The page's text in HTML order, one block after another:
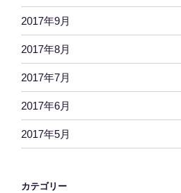
2017年9月
2017年8月
2017年7月
2017年6月
2017年5月
カテゴリー